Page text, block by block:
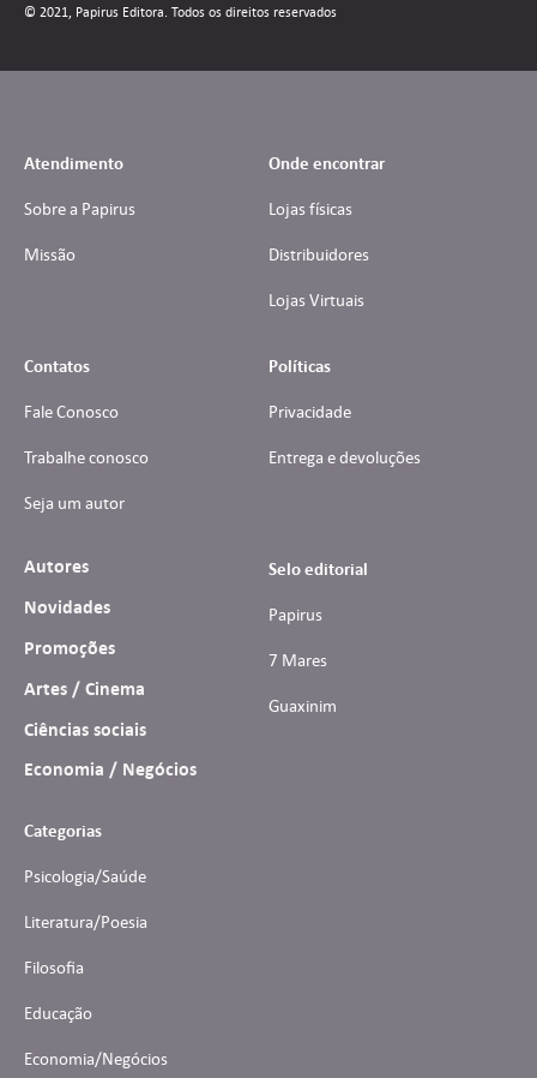
© 2021, Papirus Editora. Todos os direitos reservados
Atendimento
Sobre a Papirus
Missão
Onde encontrar
Lojas físicas
Distribuidores
Lojas Virtuais
Contatos
Fale Conosco
Trabalhe conosco
Seja um autor
Políticas
Privacidade
Entrega e devoluções
Autores
Novidades
Promoções
Artes / Cinema
Ciências sociais
Economia / Negócios
Selo editorial
Papirus
7 Mares
Guaxinim
Categorias
Psicologia/Saúde
Literatura/Poesia
Filosofia
Educação
Economia/Negócios